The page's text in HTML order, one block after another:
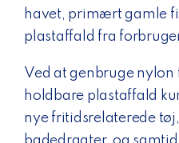
havet, primært gamle
plastaffald fra
Ved at genbruge nylon
holdbare plastaffald
nye fritidsrelaterede